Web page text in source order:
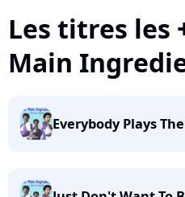
Les titres les
Main
Everybody Plays